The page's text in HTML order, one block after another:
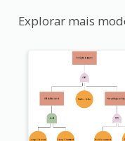
Explorar mais